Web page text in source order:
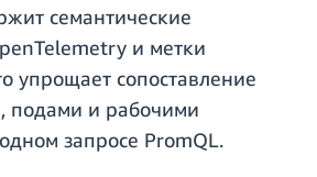
семантические
и метки
упрощает сопоставление
подами и рабочими
запросе PromQL.